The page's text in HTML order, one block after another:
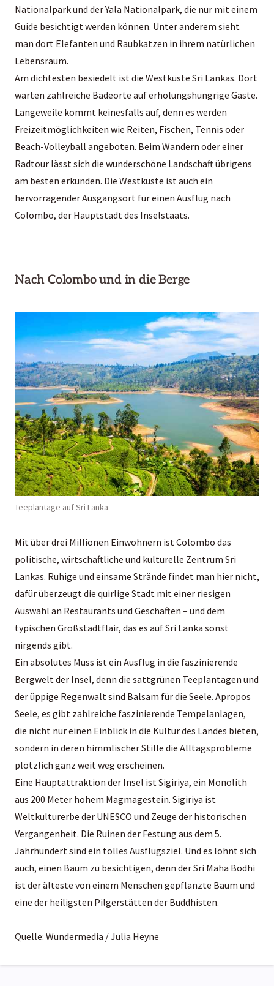
Nationalpark und der Yala Nationalpark, die nur mit einem
Guide besichtigt werden können. Unter anderem sieht
man dort Elefanten und Raubkatzen in ihrem natürlichen
Lebensraum.
Am dichtesten besiedelt ist die Westküste Sri Lankas. Dort
warten zahlreiche Badeorte auf erholungshungrige Gäste.
Langeweile kommt keinesfalls auf, denn es werden
Freizeitmöglichkeiten wie Reiten, Fischen, Tennis oder
Beach-Volleyball angeboten. Beim Wandern oder einer
Radtour lässt sich die wunderschöne Landschaft übrigens
am besten erkunden. Die Westküste ist auch ein
hervorragender Ausgangsort für einen Ausflug nach
Colombo, der Hauptstadt des Inselstaats.
Nach Colombo und in die Berge
Teeplantage auf Sri Lanka
Mit über drei Millionen Einwohnern ist Colombo das
politische, wirtschaftliche und kulturelle Zentrum Sri
Lankas. Ruhige und einsame Strände findet man hier nicht,
dafür überzeugt die quirlige Stadt mit einer riesigen
Auswahl an Restaurants und Geschäften – und dem
typischen Großstadtflair, das es auf Sri Lanka sonst
nirgends gibt.
Ein absolutes Muss ist ein Ausflug in die faszinierende
Bergwelt der Insel, denn die sattgrünen Teeplantagen und
der üppige Regenwalt sind Balsam für die Seele. Apropos
Seele, es gibt zahlreiche faszinierende Tempelanlagen,
die nicht nur einen Einblick in die Kultur des Landes bieten,
sondern in deren himmlischer Stille die Alltagsprobleme
plötzlich ganz weit weg erscheinen.
Eine Hauptattraktion der Insel ist Sigiriya, ein Monolith
aus 200 Meter hohem Magmagestein. Sigiriya ist
Weltkulturerbe der UNESCO und Zeuge der historischen
Vergangenheit. Die Ruinen der Festung aus dem 5.
Jahrhundert sind ein tolles Ausflugsziel. Und es lohnt sich
auch, einen Baum zu besichtigen, denn der Sri Maha Bodhi
ist der älteste von einem Menschen gepflanzte Baum und
eine der heiligsten Pilgerstätten der Buddhisten.
Quelle: Wundermedia / Julia Heyne